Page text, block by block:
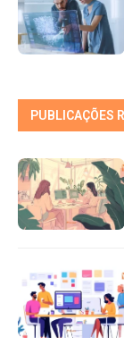
PUBLICAÇÕES